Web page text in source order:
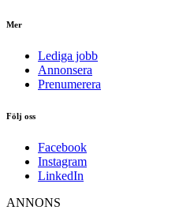
Mer
Lediga jobb
Annonsera
Prenumerera
Följ oss
Facebook
Instagram
LinkedIn
ANNONS